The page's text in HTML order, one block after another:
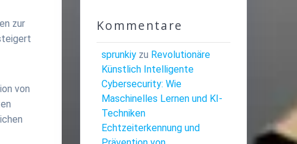
zur
von
Kommentare
sprunkiyzu Revolutionäre
Künstlich Intelligente
Cybersecurity: Wie
Maschinelles Lernen und KI-
Techniken
Echtzeiterkennung und